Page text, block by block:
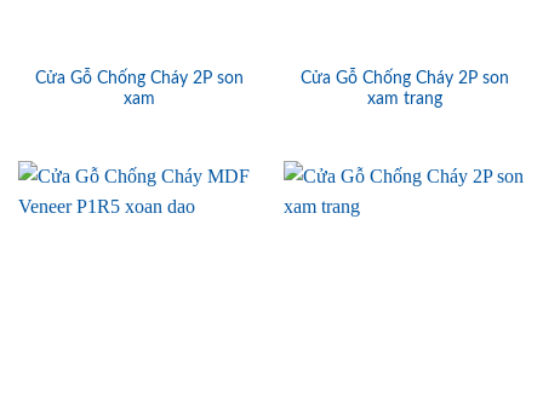
Cửa Gỗ Chống Cháy 2P son
xam
Cửa Gỗ Chống Cháy 2P son
xam trang